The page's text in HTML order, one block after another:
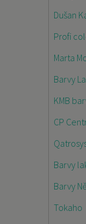
Dušan
Profi
Marta
Barvy
KMB
CP
Barvy
Barvy
Tokaho